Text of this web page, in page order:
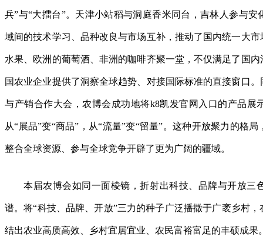
兵”与“大擂台”。天津小站稻与洞庭香米同台，吉林人参与
域间的技术学习、品种改良与市场互补，推动了国内统一大
水果、欧洲的葡萄酒、非洲的咖啡齐聚一堂，不仅满足了国
国农业企业提供了洞察全球趋势、对接国际标准的直接窗口
与产销合作大会，农博会成功地将k8凯发官网入口的产品展
从“展品”变“商品”，从“流量”变“留量”。这种开放聚力的格
整合全球资源、参与全球竞争开辟了更为广阔的疆域。
本届农博会如同一面棱镜，折射出科技、品牌与开放三
谱。将“科技、品牌、开放”三力的种子广泛播撒于广袤乡村
结出农业高质高效、乡村宜居宜业、农民富裕富足的丰硕成果